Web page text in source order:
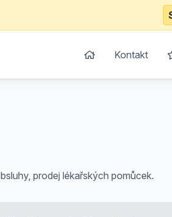
Kontakt
prodej lékařských pomůcek.